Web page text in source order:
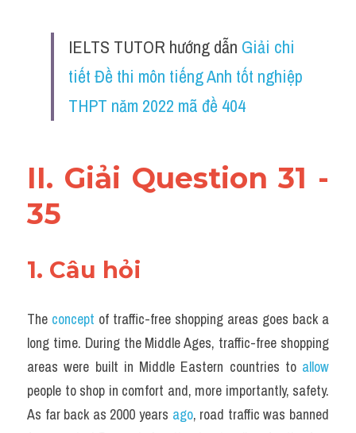
IELTS TUTOR hướng dẫn Giải chi
tiết Đề thi môn tiếng Anh tốt nghiệp
THPT năm 2022 mã đề 404
II. Giải Question 31 -
35
1. Câu hỏi
The concept of traffic-free shopping areas goes back a
long time. During the Middle Ages, traffic-free shopping
areas were built in Middle Eastern countries to allow
people to shop in comfort and, more importantly, safety.
As far back as 2000 years ago, road traffic was banned